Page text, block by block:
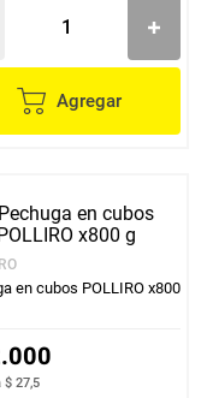
Agregar
en cubos POLLIRO x800
.000
$ 27,5